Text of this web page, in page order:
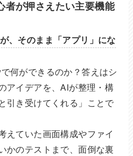
者が押さえたい主要機能
、そのまま「アプリ」にな
何ができるのか？答えはシ
アイデアを、AIが整理・構
引き受けてくれる」ことで
えていた画面構成やファイ
かのテストまで、面倒な裏